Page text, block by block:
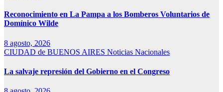
Reconocimiento en La Pampa a los Bomberos Voluntarios de
Domínico Wilde
8 agosto, 2026
CIUDAD de BUENOS AIRES Noticias Nacionales
La salvaje represión del Gobierno en el Congreso